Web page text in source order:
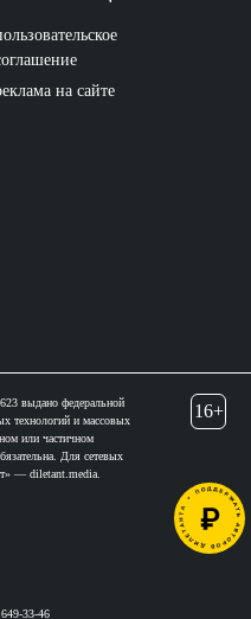
на сайте
выдано федеральной
технологий и массовых
или частичном
Для сетевых
— diletant.media.
33-46
16+